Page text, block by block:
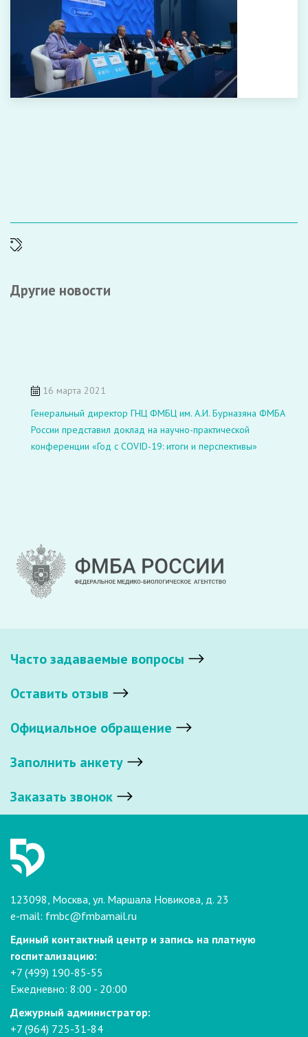
Другие новости
16 марта 2021
Генеральный директор ГНЦ ФМБЦ им. А.И. Бурназяна ФМБА
России представил доклад на научно-практической
конференции «Год с COVID-19: итоги и перспективы»
Часто задаваемые вопросы
Оставить отзыв
Официальное обращение
Заполнить анкету
Заказать звонок
123098, Москва, ул. Маршала Новикова, д. 23
e-mail: fmbc@fmbamail.ru
Единый контактный центр и запись на платную
госпитализацию:
+7 (499) 190-85-55
Ежедневно: 8:00 - 20:00
Дежурный администратор:
+7 (964) 725-31-84